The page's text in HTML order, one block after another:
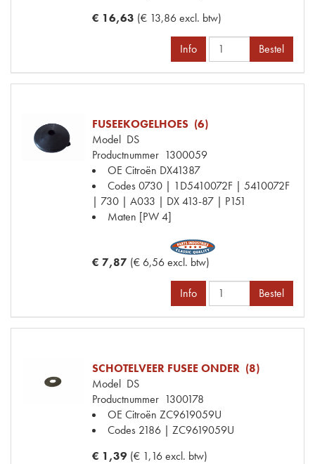
€ 16,63 (€ 13,86 excl. btw)
Info Bestel
FUSEEKOGELHOES (6)
Model DS
Productnummer 1300059
OE Citroën DX41387
Codes0730 | 1D5410072F | 5410072F
| 730 | A033 | DX 413-87 | P151
Maten [PW 4]
€ 7,87 (€ 6,56 excl. btw)
Info Bestel
SCHOTELVEER FUSEE ONDER (8)
Model DS
Productnummer 1300178
OE Citroën ZC9619059U
Codes 2186 | ZC9619059U
€ 1,39 (€ 1,16 excl. btw)